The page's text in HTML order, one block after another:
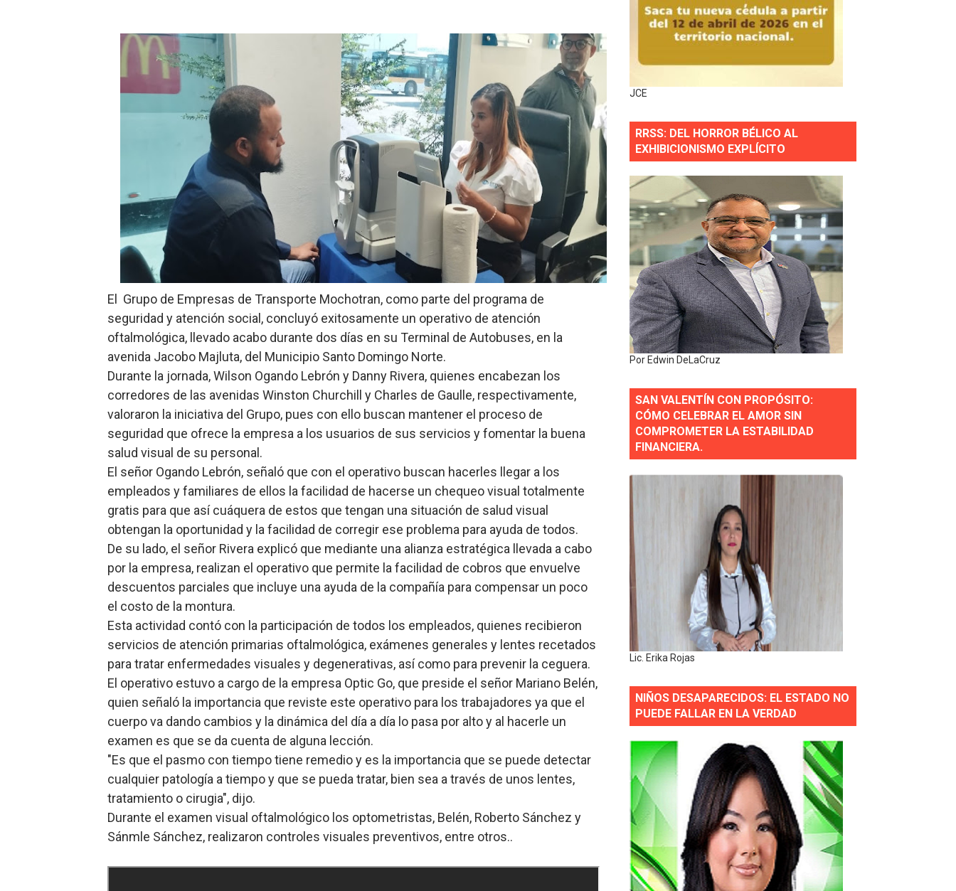
Cacerolazos, gomas quemadas y bombas lagrimógenas: Tensión en la Fernández Domínguez por apagones en Cayenas y Residencial Amalia
Roberto Ángel Salcedo anuncia festival cultural para la región Este
Roberto Ángel Salcedo anuncia festival cultural para la región Este
Respuesta oportuna de Propeep permite a familia de La Cuaba recuperar su hogar tras incendio
Juramentan a Angelina Biviana Riveiro como nueva vicepresidenta ejecutiva de Fiduciaria Reservas.
DIGEIG y Liga Municipal Dominicana impulsan metas de transparencia
Tribunal Superior Administrativo anula permisos urbanísticos del proyecto Everest Tower en Piantini
JCE flexibiliza renovación de cédula: adiós al orden por mes de nacimiento en municipios pequeños
Restaurante Amigos es reconocido por sus cuatro décadas de excelencia en el sector gastronómico
Banco Popular escala 17 posiciones en los mil mejores bancos del mundo
SNS y el SRSO actualizan Manual de Comunicación Interna y Externa para fortalecer gestión comunicacional en salud
Osiris de León responde a Roberto Tineo y a Yeisy por sus críticas destempladas sobre Presa de Guaiguí: "Es ignorancia supina"
DGPCF: 55 años sembrando desarrollo y fortaleciendo la frontera dominicana
Operativo interagencial frena delitos ambientales y recupera terrenos en zonas protegidas del país
-Propeep y Gestión Presidencial encabezan entrega compensación a comerciantes impactados por la obra vial, en cumplimiento de un
El Grupo de Empresas de Transporte Mochotran, como parte del programa de
seguridad y atención social, concluyó exitosamente un operativo de atención
oftalmológica, llevado acabo durante dos días en su Terminal de Autobuses, en la
avenida Jacobo Majluta, del Municipio Santo Domingo Norte.
Durante la jornada, Wilson Ogando Lebrón y Danny Rivera, quienes encabezan los
corredores de las avenidas Winston Churchill y Charles de Gaulle, respectivamente,
valoraron la iniciativa del Grupo, pues con ello buscan mantener el proceso de
seguridad que ofrece la empresa a los usuarios de sus servicios y fomentar la buena
salud visual de su personal.
El señor Ogando Lebrón, señaló que con el operativo buscan hacerles llegar a los
empleados y familiares de ellos la facilidad de hacerse un chequeo visual totalmente
gratis para que así cuáquera de estos que tengan una situación de salud visual
obtengan la oportunidad y la facilidad de corregir ese problema para ayuda de todos.
De su lado, el señor Rivera explicó que mediante una alianza estratégica llevada a cabo
por la empresa, realizan el operativo que permite la facilidad de cobros que envuelve
descuentos parciales que incluye una ayuda de la compañía para compensar un poco
el costo de la montura.
Esta actividad contó con la participación de todos los empleados, quienes recibieron
servicios de atención primarias oftalmológica, exámenes generales y lentes recetados
para tratar enfermedades visuales y degenerativas, así como para prevenir la ceguera.
El operativo estuvo a cargo de la empresa Optic Go, que preside el señor Mariano Belén,
quien señaló la importancia que reviste este operativo para los trabajadores ya que el
cuerpo va dando cambios y la dinámica del día a día lo pasa por alto y al hacerle un
examen es que se da cuenta de alguna lección.
"Es que el pasmo con tiempo tiene remedio y es la importancia que se puede detectar
cualquier patología a tiempo y que se pueda tratar, bien sea a través de unos lentes,
tratamiento o cirugia", dijo.
Durante el examen visual oftalmológico los optometristas, Belén, Roberto Sánchez y
Sánmle Sánchez, realizaron controles visuales preventivos, entre otros..
JCE
RRSS: DEL HORROR BÉLICO AL
EXHIBICIONISMO EXPLÍCITO
Por Edwin DeLaCruz
SAN VALENTÍN CON PROPÓSITO:
CÓMO CELEBRAR EL AMOR SIN
COMPROMETER LA ESTABILIDAD
FINANCIERA.
Lic. Erika Rojas
NIÑOS DESAPARECIDOS: EL ESTADO NO
PUEDE FALLAR EN LA VERDAD